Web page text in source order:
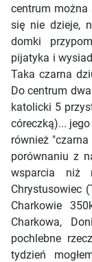
centrum można
się nie dzieje,
domki
pijatyka i
Taka czarna
Do centrum
katolicki 5
córeczką)...
również
porównaniu z
wsparcia niż
Chrystusowiec
Charkowie
Charkowa,
pochlebne
tydzień